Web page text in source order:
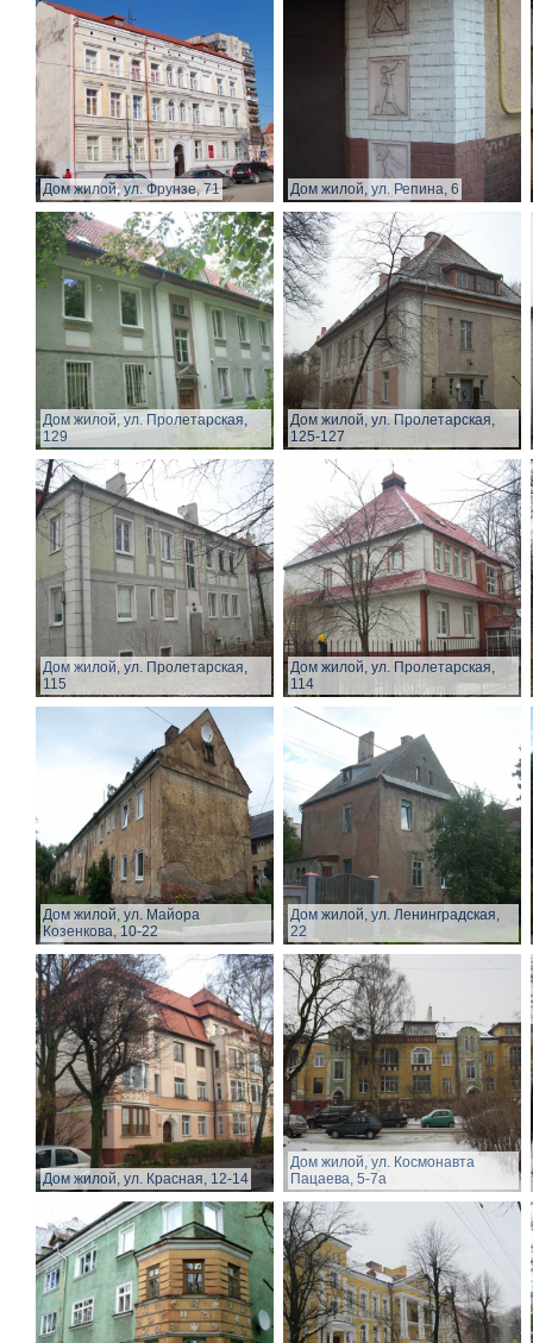
Дом жилой, ул. Фрунзе, 71 Дом жилой, ул. Репина, 6
Дом жилой, ул. Пролетарская,
129
Дом жилой, ул. Пролетарская,
125-127
Дом жилой, ул. Пролетарская,
115
Дом жилой, ул. Пролетарская,
114
Дом жилой, ул. Майора
Козенкова, 10-22
Дом жилой, ул. Ленинградская,
22
Дом жилой, ул. Красная, 12-14
Дом жилой, ул. Космонавта
Пацаева, 5-7а